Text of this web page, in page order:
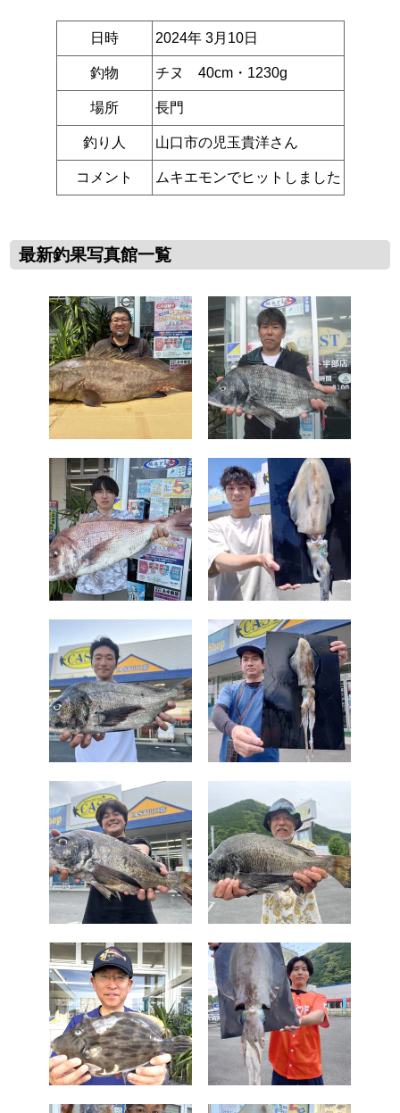
日時 2024年 3月10日
釣物 チヌ 40cm・1230g
場所 長門
釣り人 山口市の児玉貴洋さん
コメント ムキエモンでヒットしました
最新釣果写真館一覧